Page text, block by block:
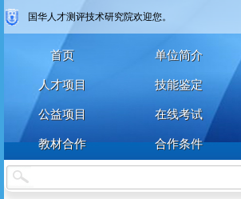
用户名
个人 企业 艺术
国华人才测评技术研究院欢迎您。
首页 单位简介
人才项目 技能鉴定
公益项目 在线考试
教材合作 合作条件